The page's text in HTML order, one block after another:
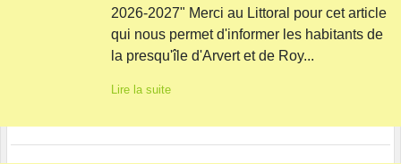
2026-2027" Merci au Littoral pour cet article
qui nous permet d'informer les habitants de
la presqu'île d'Arvert et de Roy...
Lire la suite